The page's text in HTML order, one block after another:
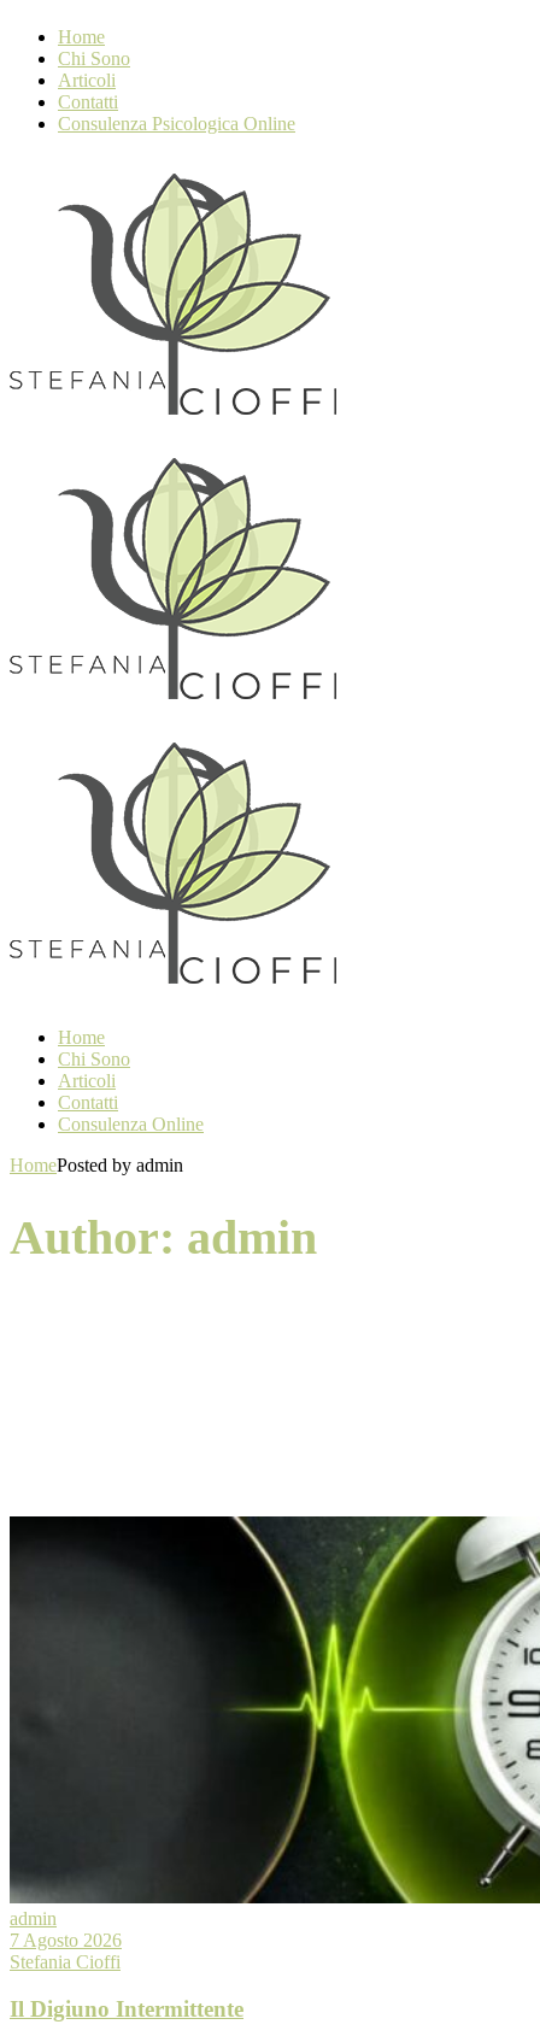
Home
Chi Sono
Articoli
Contatti
Consulenza Psicologica Online
Home
Chi Sono
Articoli
Contatti
Consulenza Online
HomePosted by admin
Author: admin
admin
7 Agosto 2026
Stefania Cioffi
Il Digiuno Intermittente